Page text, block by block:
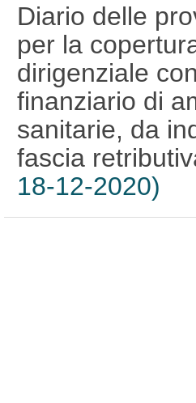
Diario delle
per la
dirigenziale
finanziario di
sanitarie, da
fascia
18-12-2020)